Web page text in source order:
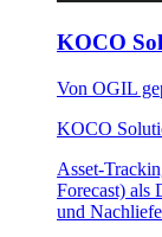
KOCO
Von OGIL
KOCO
Asset-
Forecast) als
und